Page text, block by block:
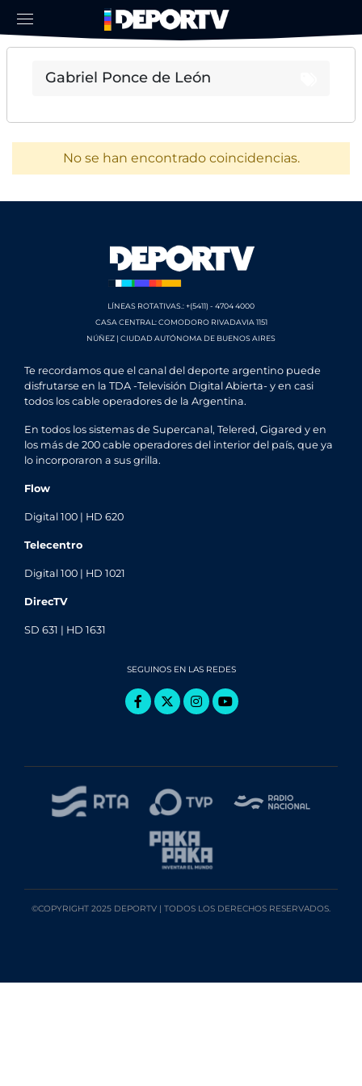
No se han encontrado coincidencias.
LÍNEAS ROTATIVAS.: +(5411) - 4704 4000
CASA CENTRAL: COMODORO RIVADAVIA 1151
NÚÑEZ | CIUDAD AUTÓNOMA DE BUENOS AIRES
Te recordamos que el canal del deporte argentino puede
disfrutarse en la TDA -Televisión Digital Abierta- y en casi
todos los cable operadores de la Argentina.
En todos los sistemas de Supercanal, Telered, Gigared y en
los más de 200 cable operadores del interior del país, que ya
lo incorporaron a sus grilla.
Flow
Digital 100 | HD 620
Telecentro
Digital 100 | HD 1021
DirecTV
SD 631 | HD 1631
SEGUINOS EN LAS REDES
©COPYRIGHT 2025 DEPORTV | TODOS LOS DERECHOS RESERVADOS.